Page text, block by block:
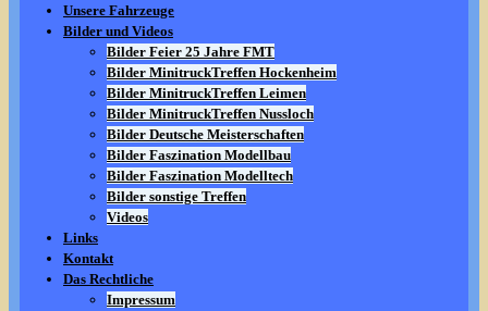
Unsere Fahrzeuge
Bilder und Videos
Bilder Feier 25 Jahre FMT
Bilder MinitruckTreffen Hockenheim
Bilder MinitruckTreffen Leimen
Bilder MinitruckTreffen Nussloch
Bilder Deutsche Meisterschaften
Bilder Faszination Modellbau
Bilder Faszination Modelltech
Bilder sonstige Treffen
Videos
Links
Kontakt
Das Rechtliche
Impressum